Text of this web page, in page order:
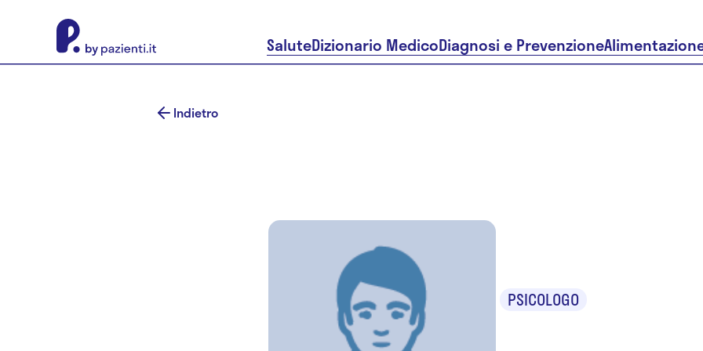
SaluteDizionario MedicoDiagnosi e Prevenzione
Indietro
PSICOLOGO